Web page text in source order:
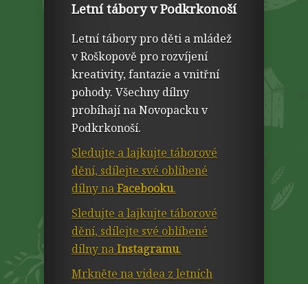
Letní tábory v Podkrkonoší
Letní tábory pro děti a mládež
v Roškopově pro rozvíjení
kreativity, fantazie a vnitřní
pohody. Všechny dílny
probíhají na Novopacku v
Podkrkonoší.
Sledujte a lajkujte táborové
dění, sdílejte své oblíbené
dílny naFacebooku.
Sledujte a lajkujte táborové
dění, sdílejte své oblíbené
dílny naInstagramu.
Mrkněte na videa z letních